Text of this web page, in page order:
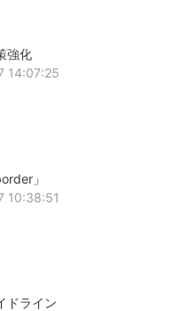
強化
14:07:25
」
10:38:51
ドライン